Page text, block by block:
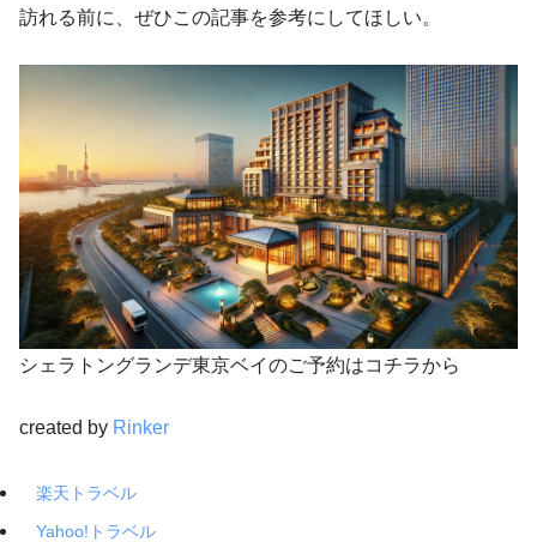
訪れる前に、ぜひこの記事を参考にしてほしい。
シェラトングランデ東京ベイのご予約はコチラから
created by Rinker
楽天トラベル
Yahoo!トラベル